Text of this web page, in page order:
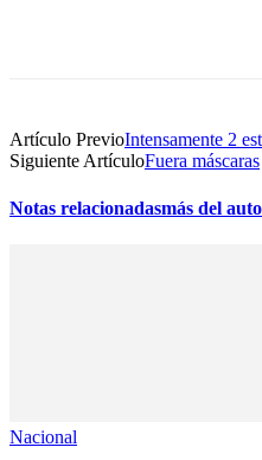
Artículo PrevioIntensamente 2
Siguiente ArtículoFuera máscaras
Notas relacionadasmás del
Nacional